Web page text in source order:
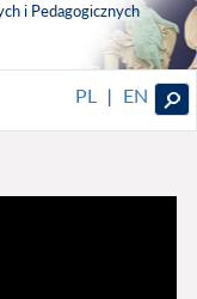
i Pedagogicznych
PL | EN